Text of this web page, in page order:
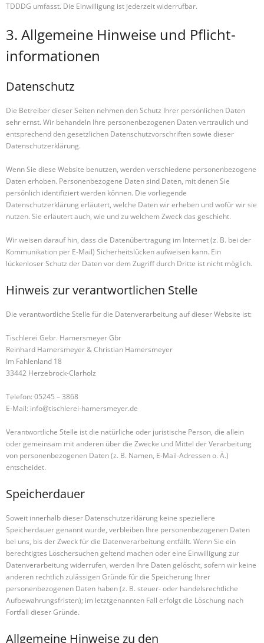
TDDDG umfasst. Die Einwilligung ist jederzeit widerrufbar.
3. Allgemeine Hinweise und Pflicht­
informationen
Datenschutz
Die Betreiber dieser Seiten nehmen den Schutz Ihrer persönlichen Daten
sehr ernst. Wir behandeln Ihre personenbezogenen Daten vertraulich und
entsprechend den gesetzlichen Datenschutzvorschriften sowie dieser
Datenschutzerklärung.
Wenn Sie diese Website benutzen, werden verschiedene personenbezogene
Daten erhoben. Personenbezogene Daten sind Daten, mit denen Sie
persönlich identifiziert werden können. Die vorliegende
Datenschutzerklärung erläutert, welche Daten wir erheben und wofür wir sie
nutzen. Sie erläutert auch, wie und zu welchem Zweck das geschieht.
Wir weisen darauf hin, dass die Datenübertragung im Internet (z. B. bei der
Kommunikation per E-Mail) Sicherheitslücken aufweisen kann. Ein
lückenloser Schutz der Daten vor dem Zugriff durch Dritte ist nicht möglich.
Hinweis zur verantwortlichen Stelle
Die verantwortliche Stelle für die Datenverarbeitung auf dieser Website ist:
Tischlerei Gebr. Hamersmeyer Gbr
Reinhard Hamersmeyer & Christian Hamersmeyer
Im Fahlenland 18
33442 Herzebrock-Clarholz
Telefon: 05245 – 3868
E-Mail: info@tischlerei-hamersmeyer.de
Verantwortliche Stelle ist die natürliche oder juristische Person, die allein
oder gemeinsam mit anderen über die Zwecke und Mittel der Verarbeitung
von personenbezogenen Daten (z. B. Namen, E-Mail-Adressen o. Ä.)
entscheidet.
Speicherdauer
Soweit innerhalb dieser Datenschutzerklärung keine speziellere
Speicherdauer genannt wurde, verbleiben Ihre personenbezogenen Daten
bei uns, bis der Zweck für die Datenverarbeitung entfällt. Wenn Sie ein
berechtigtes Löschersuchen geltend machen oder eine Einwilligung zur
Datenverarbeitung widerrufen, werden Ihre Daten gelöscht, sofern wir keine
anderen rechtlich zulässigen Gründe für die Speicherung Ihrer
personenbezogenen Daten haben (z. B. steuer- oder handelsrechtliche
Aufbewahrungsfristen); im letztgenannten Fall erfolgt die Löschung nach
Fortfall dieser Gründe.
Allgemeine Hinweise zu den